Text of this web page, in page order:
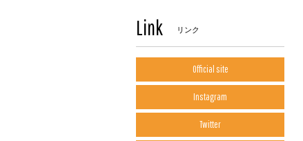
Link リンク
Official site
Instagram
Twitter